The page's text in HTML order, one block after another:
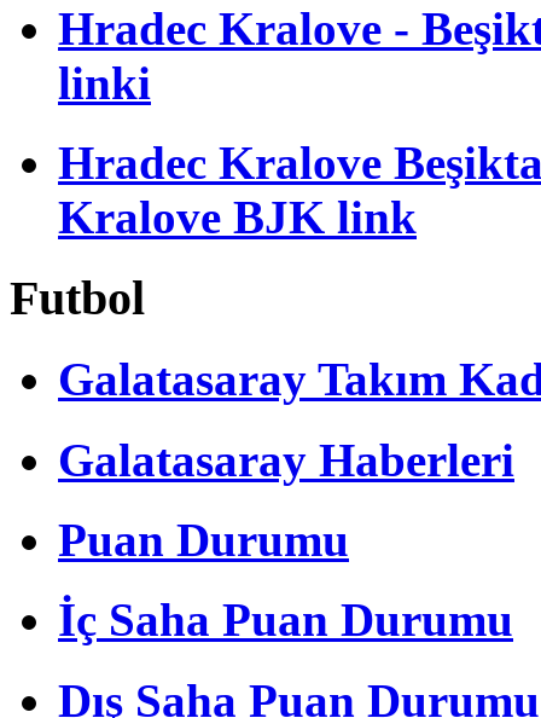
Hradec Kralove -
linki
Hradec Kralove
Kralove BJK link
Futbol
Galatasaray Takım
Galatasaray Haberleri
Puan Durumu
İç Saha Puan Durumu
Dış Saha Puan Durumu